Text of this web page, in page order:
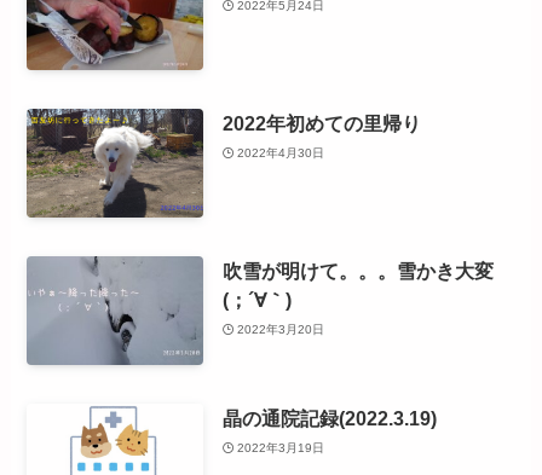
2022年5月24日
2022年初めての里帰り
2022年4月30日
吹雪が明けて。。。雪かき大変
(；´∀｀)
2022年3月20日
晶の通院記録(2022.3.19)
2022年3月19日